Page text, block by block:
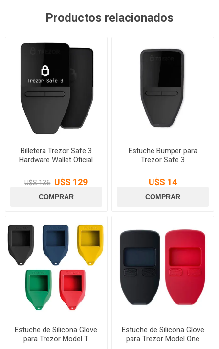
Productos relacionados
Billetera Trezor Safe 3
Hardware Wallet Oficial
U$S 136 U$S 129
Estuche Bumper para
Trezor Safe 3
U$S 14
Estuche de Silicona Glove
para Trezor Model T
Estuche de Silicona Glove
para Trezor Model One